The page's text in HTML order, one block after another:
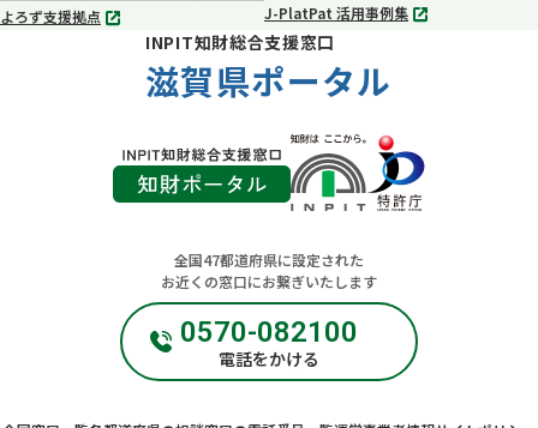
よろず支援拠点
別
J-PlatPat 活用事例集
別
INPIT知財総合支援窓口
滋賀県ポータル
全国47都道府県に設定された
お近くの窓口にお繋ぎいたします
0570-082100
電話をかける